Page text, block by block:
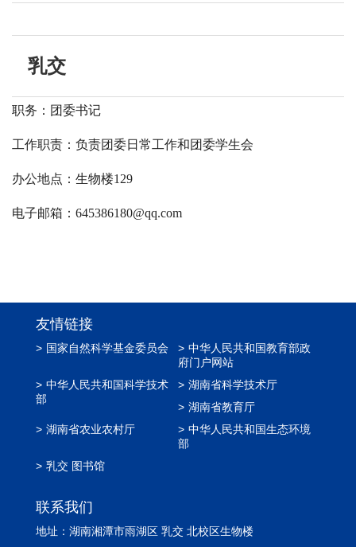
乳交
职务：团委书记
工作职责：负责团委日常工作和团委学生会
办公地点：生物楼129
电子邮箱： 645386180@qq.com
友情链接
> 国家自然科学基金委员会 > 中华人民共和国教育部政
府门户网站
> 中华人民共和国科学技术
部
> 湖南省科学技术厅
> 湖南省教育厅
> 湖南省农业农村厅 > 中华人民共和国生态环境
部
> 乳交 图书馆
联系我们
地址：湖南湘潭市雨湖区 乳交 北校区生物楼